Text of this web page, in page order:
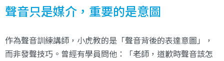
聲音只是媒介，重要的是意圖
作為聲音訓練講師，小虎教的是「聲音背後的表達意圖」，
而非發聲技巧。曾經有學員問他：「老師，道歉時聲音該怎